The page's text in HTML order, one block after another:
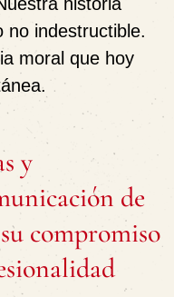
no indestructible.
moral que hoy
y
de
compromiso